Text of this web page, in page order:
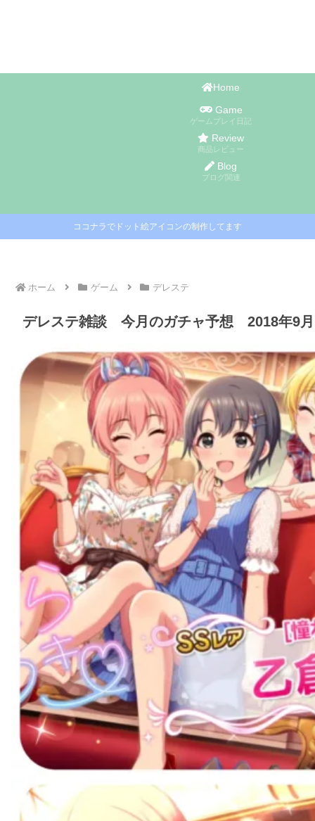
Home
Game
ゲームプレイ日記
Review
商品レビュー
Blog
ブログ関連
ココナラでドット絵アイコンの制作してます
ホーム ゲーム デレステ
デレステ雑談 今月のガチャ予想 2018年9月